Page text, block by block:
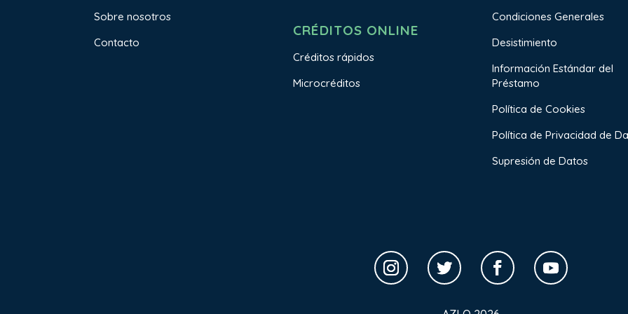
Sobre nosotros
Contacto
CRÉDITOS ONLINE
Créditos rápidos
Microcréditos
Condiciones Generales
Desistimiento
Información Estándar del
Préstamo
Política de Cookies
Política de Privacidad de
Supresión de Datos